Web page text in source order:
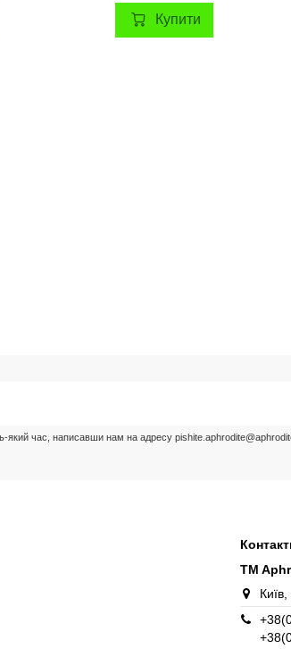
Купити
який час, написавши нам на адресу
TM